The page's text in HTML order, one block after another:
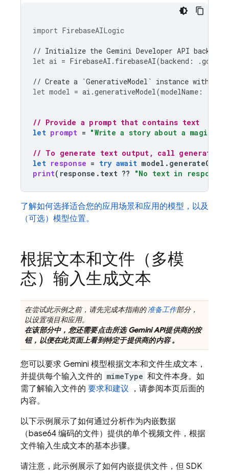
import FirebaseAILogic
// Initialize the Gemini Developer API backend
let ai = FirebaseAI . firebaseAI(backend : .
// Create a `GenerativeModel` instance with a
let model = ai .generativeModel(modelName :
// Provide a prompt that contains text
let prompt = "Write a story about a magic
// To generate text output, call
let response = try await model .
print( response . text ?? "No text in
了解如何选择适合您的应用场景和应用的模型，以及
（可选）模型位置。
根据文本和文件（多模
态）输入生成文本
在尝试此示例之前，请先完成本指南的准备工作部分，
以设置项目和应用。
在该部分中，您还需要点击所选Gemini API提供商的按
钮，以便在此页面上看到特定于提供商的内容 。
您可以要求 Gemini 模型根据文本和文件生成文本，
并提供每个输入文件的 mimeType 和文件本身。如
需了解输入文件的 要求和建议 ，请参阅本页后面的
内容。
以下示例展示了如何通过分析作为内嵌数据
（base64 编码的文件）提供的单个视频文件，根据
文件输入生成文本的基本步骤。
请注意，此示例展示了如何内嵌提供文件，但 SDK